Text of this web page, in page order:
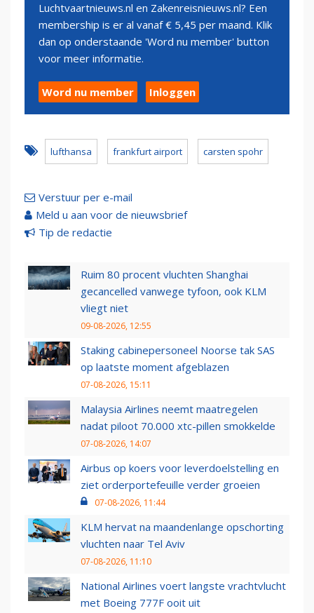
Luchtvaartnieuws.nl en Zakenreisnieuws.nl? Een
membership is er al vanaf € 5,45 per maand. Klik
dan op onderstaande 'Word nu member' button
voor meer informatie.
Word nu member Inloggen
lufthansa frankfurt airport carsten spohr
Verstuur per e-mail
Meld u aan voor de nieuwsbrief
Tip de redactie
Ruim 80 procent vluchten Shanghai
gecancelled vanwege tyfoon, ook KLM
vliegt niet
09-08-2026, 12:55
Staking cabinepersoneel Noorse tak SAS
op laatste moment afgeblazen
07-08-2026, 15:11
Malaysia Airlines neemt maatregelen
nadat piloot 70.000 xtc-pillen smokkelde
07-08-2026, 14:07
Airbus op koers voor leverdoelstelling en
ziet orderportefeuille verder groeien
07-08-2026, 11:44
KLM hervat na maandenlange opschorting
vluchten naar Tel Aviv
07-08-2026, 11:10
National Airlines voert langste vrachtvlucht
met Boeing 777F ooit uit